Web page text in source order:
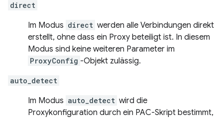
direct
Im Modus direct werden alle Verbindungen direkt
erstellt, ohne dass ein Proxy beteiligt ist. In diesem
Modus sind keine weiteren Parameter im
ProxyConfig -Objekt zulässig.
auto_detect
Im Modus auto_detect wird die
Proxykonfiguration durch ein PAC-Skript bestimmt,